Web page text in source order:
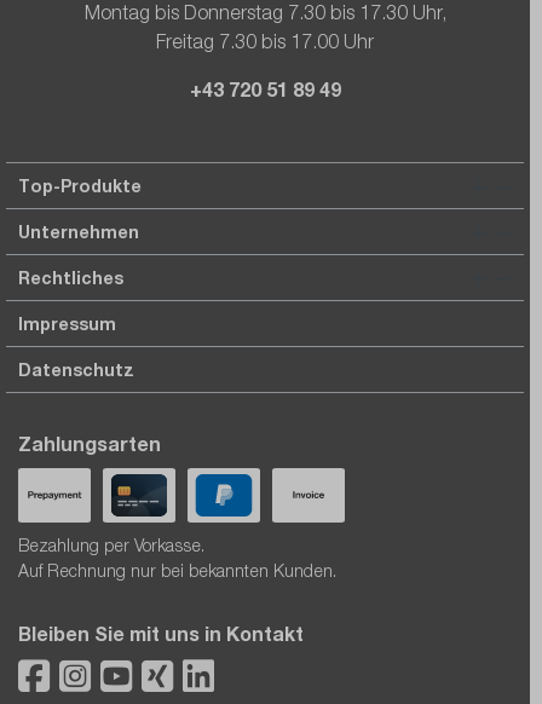
Montag bis Donnerstag 7.30 bis 17.30 Uhr,
Freitag 7.30 bis 17.00 Uhr
+43 720 51 89 49
Top-Produkte
Unternehmen
Rechtliches
Impressum
Datenschutz
Zahlungsarten
Bezahlung per Vorkasse.
Auf Rechnung nur bei bekannten Kunden.
Bleiben Sie mit uns in Kontakt